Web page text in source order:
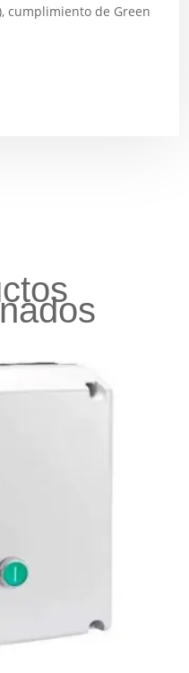
cumplimiento de Green